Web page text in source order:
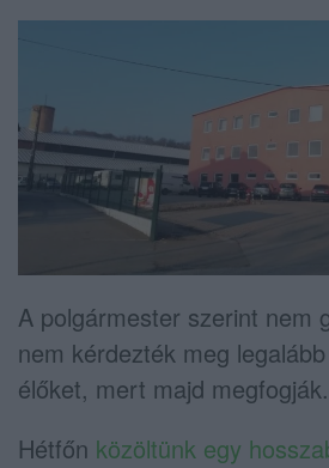
A polgármester szerint nem
nem kérdezték meg
élőket, mert majd megfogják.
Hétfőn közöltünk egy